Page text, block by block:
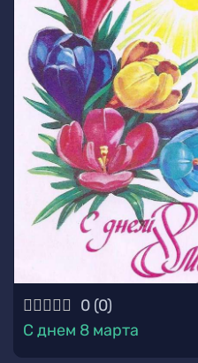
0 (0)
С днем 8 марта